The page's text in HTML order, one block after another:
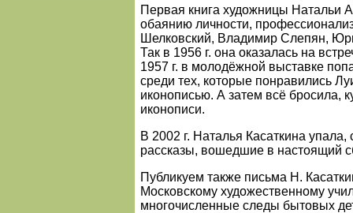
Первая книга художницы Натальи
обаянию личности,
Шелковский, Владимир Слепян,
Так в 1956 г. она оказалась на
1957 г. в молодёжной выставке
среди тех, которые понравились
иконописью. А затем всё бросила,
иконописи.
В 2002 г. Наталья Касаткина
рассказы, вошедшие в настоящий
Публикуем также письма Н.
Московскому художественному
многочисленные следы бытовых